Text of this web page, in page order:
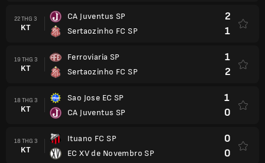
22 THG 3
KT
CA Juventus SP
Sertaozinho FC SP
2
1
19 THG 3
KT
Ferroviaria SP
Sertaozinho FC SP
1
2
18 THG 3
KT
Sao Jose EC SP
CA Juventus SP
1
0
18 THG 3
KT
Ituano FC SP
EC XV de Novembro SP
0
0